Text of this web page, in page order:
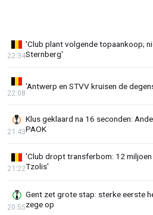
'Club plant volgende topaankoop;
Sternberg'
22:34
'Antwerp en STVV kruisen de
22:08
Klus geklaard na 16 seconden:
PAOK
21:43
'Club dropt transferbom: 12
Tzolis'
21:22
Gent zet grote stap: sterke eerste
zege op
20:55